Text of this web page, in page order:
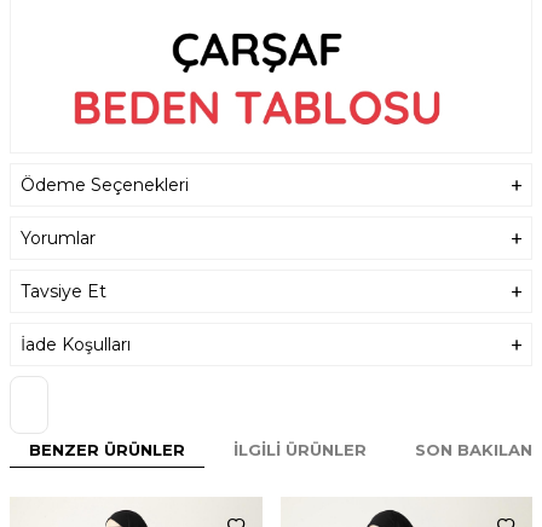
Ödeme Seçenekleri
Yorumlar
Tavsiye Et
İade Koşulları
BENZER ÜRÜNLER İLGILI ÜRÜNLER SON